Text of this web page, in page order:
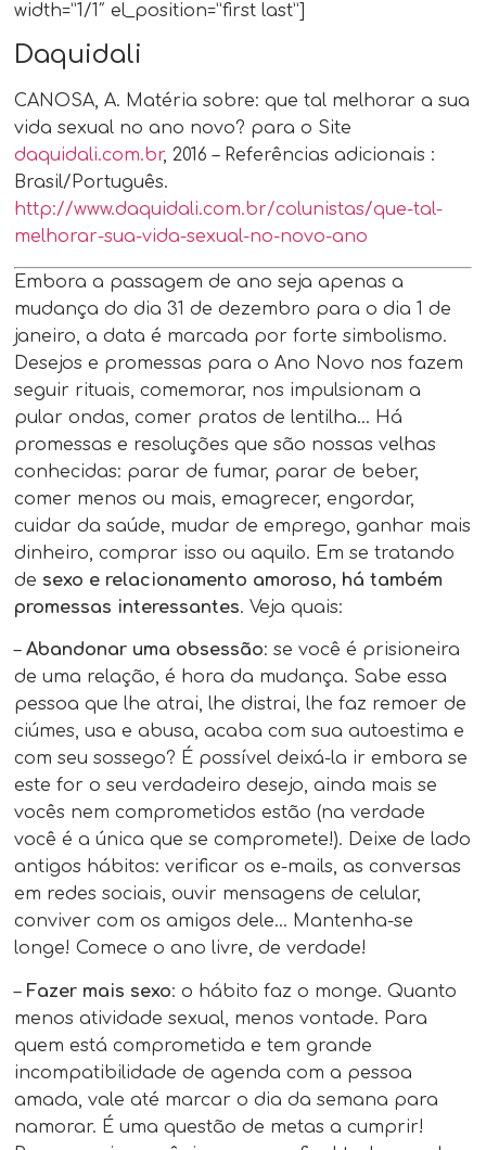
width=”1/1″ el_position=”first last”]
Daquidali
CANOSA, A. Matéria sobre: que tal melhorar a sua
vida sexual no ano novo? para o Site
daquidali.com.br, 2016 – Referências adicionais :
Brasil/Português.
http://www.daquidali.com.br/colunistas/que-tal-
melhorar-sua-vida-sexual-no-novo-ano
Embora a passagem de ano seja apenas a
mudança do dia 31 de dezembro para o dia 1 de
janeiro, a data é marcada por forte simbolismo.
Desejos e promessas para o Ano Novo nos fazem
seguir rituais, comemorar, nos impulsionam a
pular ondas, comer pratos de lentilha… Há
promessas e resoluções que são nossas velhas
conhecidas: parar de fumar, parar de beber,
comer menos ou mais, emagrecer, engordar,
cuidar da saúde, mudar de emprego, ganhar mais
dinheiro, comprar isso ou aquilo. Em se tratando
de sexo e relacionamento amoroso, há também
promessas interessantes. Veja quais:
–Abandonar uma obsessão: se você é prisioneira
de uma relação, é hora da mudança. Sabe essa
pessoa que lhe atrai, lhe distrai, lhe faz remoer de
ciúmes, usa e abusa, acaba com sua autoestima e
com seu sossego? É possível deixá-la ir embora se
este for o seu verdadeiro desejo, ainda mais se
vocês nem comprometidos estão (na verdade
você é a única que se compromete!). Deixe de lado
antigos hábitos: verificar os e-mails, as conversas
em redes sociais, ouvir mensagens de celular,
conviver com os amigos dele… Mantenha-se
longe! Comece o ano livre, de verdade!
– Fazer mais sexo: o hábito faz o monge. Quanto
menos atividade sexual, menos vontade. Para
quem está comprometida e tem grande
incompatibilidade de agenda com a pessoa
amada, vale até marcar o dia da semana para
namorar. É uma questão de metas a cumprir!